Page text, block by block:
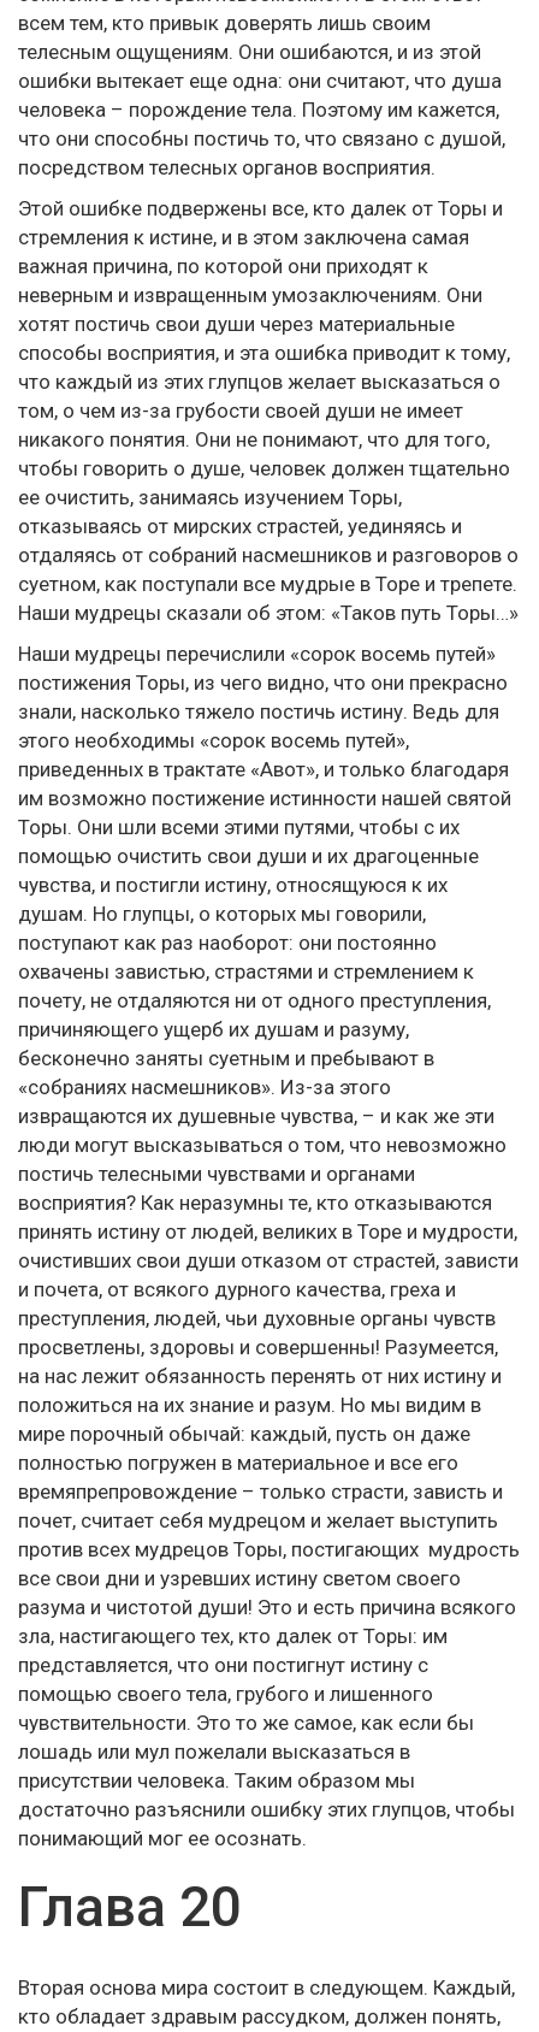
всем тем, кто привык доверять лишь своим
телесным ощущениям. Они ошибаются, и из этой
ошибки вытекает еще одна: они считают, что душа
человека – порождение тела. Поэтому им кажется,
что они способны постичь то, что связано с душой,
посредством телесных органов восприятия.
Этой ошибке подвержены все, кто далек от Торы и
стремления к истине, и в этом заключена самая
важная причина, по которой они приходят к
неверным и извращенным умозаключениям. Они
хотят постичь свои души через материальные
способы восприятия, и эта ошибка приводит к тому,
что каждый из этих глупцов желает высказаться о
том, о чем из-за грубости своей души не имеет
никакого понятия. Они не понимают, что для того,
чтобы говорить о душе, человек должен тщательно
ее очистить, занимаясь изучением Торы,
отказываясь от мирских страстей, уединяясь и
отдаляясь от собраний насмешников и разговоров о
суетном, как поступали все мудрые в Торе и трепете.
Наши мудрецы сказали об этом: «Таков путь Торы…»
Наши мудрецы перечислили «сорок восемь путей»
постижения Торы, из чего видно, что они прекрасно
знали, насколько тяжело постичь истину. Ведь для
этого необходимы «сорок восемь путей»,
приведенных в трактате «Авот», и только благодаря
им возможно постижение истинности нашей святой
Торы. Они шли всеми этими путями, чтобы с их
помощью очистить свои души и их драгоценные
чувства, и постигли истину, относящуюся к их
душам. Но глупцы, о которых мы говорили,
поступают как раз наоборот: они постоянно
охвачены завистью, страстями и стремлением к
почету, не отдаляются ни от одного преступления,
причиняющего ущерб их душам и разуму,
бесконечно заняты суетным и пребывают в
«собраниях насмешников». Из-за этого
извращаются их душевные чувства, – и как же эти
люди могут высказываться о том, что невозможно
постичь телесными чувствами и органами
восприятия? Как неразумны те, кто отказываются
принять истину от людей, великих в Торе и мудрости,
очистивших свои души отказом от страстей, зависти
и почета, от всякого дурного качества, греха и
преступления, людей, чьи духовные органы чувств
просветлены, здоровы и совершенны! Разумеется,
на нас лежит обязанность перенять от них истину и
положиться на их знание и разум. Но мы видим в
мире порочный обычай: каждый, пусть он даже
полностью погружен в материальное и все его
времяпрепровождение – только страсти, зависть и
почет, считает себя мудрецом и желает выступить
против всех мудрецов Торы, постигающих мудрость
все свои дни и узревших истину светом своего
разума и чистотой души! Это и есть причина всякого
зла, настигающего тех, кто далек от Торы: им
представляется, что они постигнут истину с
помощью своего тела, грубого и лишенного
чувствительности. Это то же самое, как если бы
лошадь или мул пожелали высказаться в
присутствии человека. Таким образом мы
достаточно разъяснили ошибку этих глупцов, чтобы
понимающий мог ее осознать.
Глава 20
Вторая основа мира состоит в следующем. Каждый,
кто обладает здравым рассудком, должен понять,